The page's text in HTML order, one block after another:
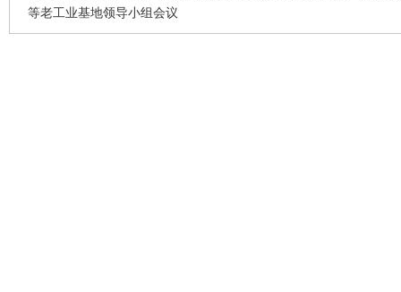
等老工业基地领导小组会议